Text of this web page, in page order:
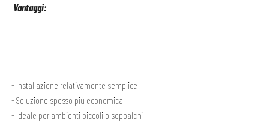
Vantaggi:
Installazione relativamente semplice
Soluzione spesso più economica
Ideale per ambienti piccoli o soppalchi